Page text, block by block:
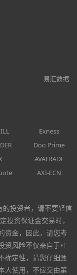
易汇数据
Exness
Doo Prime
AVATRADE
AXI-ECN
投资者，请不要轻信
投资保证金交易时，
资金，因此，请您考
资风险不仅来自于杠
确定性，请您仔细甄
人使用，不应交由第